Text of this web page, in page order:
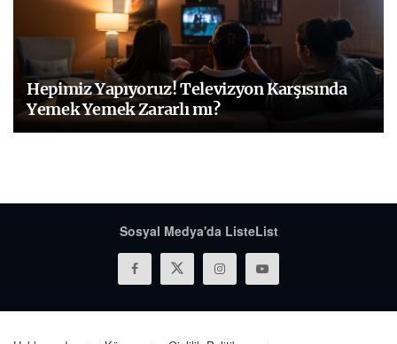
Hepimiz Yapıyoruz! Televizyon Karşısında
Yemek Yemek Zararlı mı?
Sosyal Medya'da ListeList